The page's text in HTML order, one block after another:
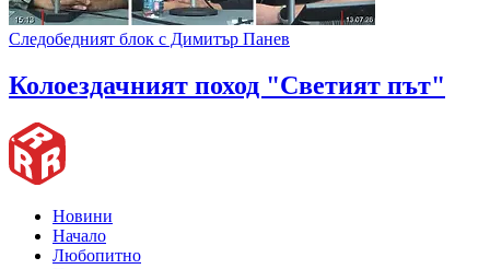
Следобедният блок с Димитър Панев
Колоездачният поход "Светият път"
Новини
Начало
Любопитно